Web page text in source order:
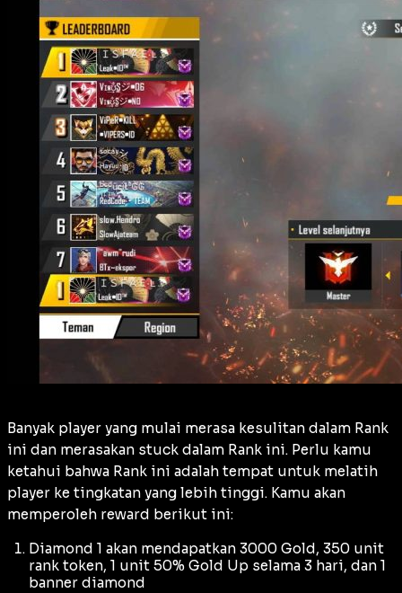
Banyak player yang mulai merasa kesulitan dalam Rank
ini dan merasakan stuck dalam Rank ini. Perlu kamu
ketahui bahwa Rank ini adalah tempat untuk melatih
player ke tingkatan yang lebih tinggi. Kamu akan
memperoleh reward berikut ini:
Diamond 1 akan mendapatkan 3000 Gold, 350 unit
rank token, 1 unit 50% Gold Up selama 3 hari, dan 1
banner diamond